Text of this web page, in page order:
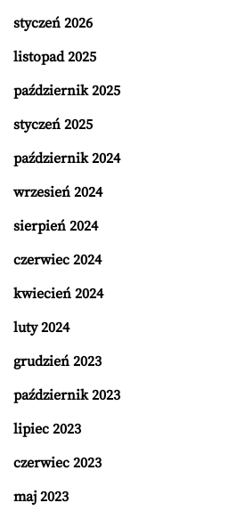
styczeń 2026
listopad 2025
październik 2025
styczeń 2025
październik 2024
wrzesień 2024
sierpień 2024
czerwiec 2024
kwiecień 2024
luty 2024
grudzień 2023
październik 2023
lipiec 2023
czerwiec 2023
maj 2023